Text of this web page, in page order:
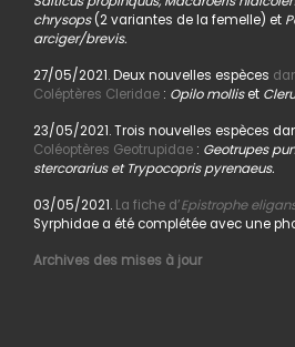
chrysops(2 variantes de la femelle) et
arciger/brevis.
27/05/2021. Deux nouvelles espèces
Coléptères Cleridae: Opilo molliset
23/05/2021. Trois nouvelles espèces
Coléoptères Geotrupidae: Geotrupes
stercorarius et Trypocopris pyrenaeus.
03/05/2021. La fiche d’Epistrophe
Syrphidae a été complétée avec une
Archives des mises à jour